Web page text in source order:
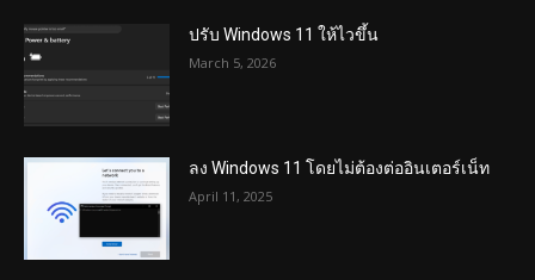
ปรับ Windows 11 ให้ไวขึ้น
March 5, 2026
ลง Windows 11 โดยไม่ต้องต่ออินเตอร์เน็ท
April 11, 2025